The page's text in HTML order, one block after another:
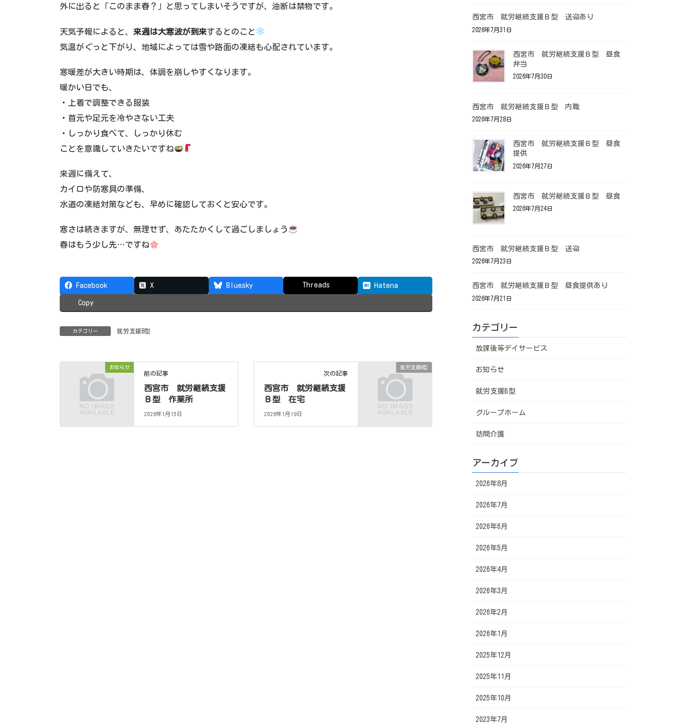
外に出ると「このまま春？」と思ってしまいそうですが、油断は禁物です。
天気予報によると、 来週は大寒波が到来するとのこと
気温がぐっと下がり、地域によっては雪や路面の凍結も心配されています。
寒暖差が大きい時期は、体調を崩しやすくなります。
暖かい日でも、
・上着で調整できる服装
・首元や足元を冷やさない工夫
・しっかり食べて、しっかり休む
ことを意識していきたいですね
来週に備えて、
カイロや防寒具の準備、
水道の凍結対策なども、早めに確認しておくと安心です。
寒さは続きますが、無理せず、あたたかくして過ごしましょう
春はもう少し先…ですね
Facebook X Bluesky Threads Hatena
Copy
カテゴリー 就労支援B型
お知らせ
前の記事
西宮市 就労継続支援
Ｂ型 作業所
2026年1月15日
就労支援B型
次の記事
西宮市 就労継続支援
Ｂ型 在宅
2026年1月19日
西宮市 就労継続支援Ｂ型 送迎あり
2026年7月31日
西宮市 就労継続支援Ｂ型 昼食
弁当
2026年7月30日
西宮市 就労継続支援Ｂ型 内職
2026年7月28日
西宮市 就労継続支援Ｂ型 昼食
提供
2026年7月27日
西宮市 就労継続支援Ｂ型 昼食
2026年7月24日
西宮市 就労継続支援Ｂ型 送迎
2026年7月23日
西宮市 就労継続支援Ｂ型 昼食提供あり
2026年7月21日
カテゴリー
放課後等デイサービス
お知らせ
就労支援B型
グループホーム
訪問介護
アーカイブ
2026年8月
2026年7月
2026年6月
2026年5月
2026年4月
2026年3月
2026年2月
2026年1月
2025年12月
2025年11月
2025年10月
2023年7月